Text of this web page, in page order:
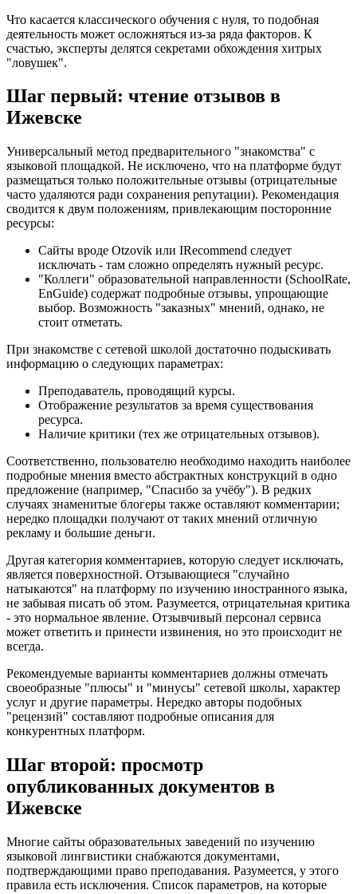
Что касается классического обучения с нуля, то подобная
деятельность может осложняться из-за ряда факторов. К
счастью, эксперты делятся секретами обхождения хитрых
"ловушек".
Шаг первый: чтение отзывов в
Ижевске
Универсальный метод предварительного "знакомства" с
языковой площадкой. Не исключено, что на платформе будут
размещаться только положительные отзывы (отрицательные
часто удаляются ради сохранения репутации). Рекомендация
сводится к двум положениям, привлекающим посторонние
ресурсы:
Сайты вроде Otzovik или IRecommend следует
исключать - там сложно определять нужный ресурс.
"Коллеги" образовательной направленности (SchoolRate,
EnGuide) содержат подробные отзывы, упрощающие
выбор. Возможность "заказных" мнений, однако, не
стоит отметать.
При знакомстве с сетевой школой достаточно подыскивать
информацию о следующих параметрах:
Преподаватель, проводящий курсы.
Отображение результатов за время существования
ресурса.
Наличие критики (тех же отрицательных отзывов).
Соответственно, пользователю необходимо находить наиболее
подробные мнения вместо абстрактных конструкций в одно
предложение (например, "Спасибо за учёбу"). В редких
случаях знаменитые блогеры также оставляют комментарии;
нередко площадки получают от таких мнений отличную
рекламу и большие деньги.
Другая категория комментариев, которую следует исключать,
является поверхностной. Отзывающиеся "случайно
натыкаются" на платформу по изучению иностранного языка,
не забывая писать об этом. Разумеется, отрицательная критика
- это нормальное явление. Отзывчивый персонал сервиса
может ответить и принести извинения, но это происходит не
всегда.
Рекомендуемые варианты комментариев должны отмечать
своеобразные "плюсы" и "минусы" сетевой школы, характер
услуг и другие параметры. Нередко авторы подобных
"рецензий" составляют подробные описания для
конкурентных платформ.
Шаг второй: просмотр
опубликованных документов в
Ижевске
Многие сайты образовательных заведений по изучению
языковой лингвистики снабжаются документами,
подтверждающими право преподавания. Разумеется, у этого
правила есть исключения. Список параметров, на которые